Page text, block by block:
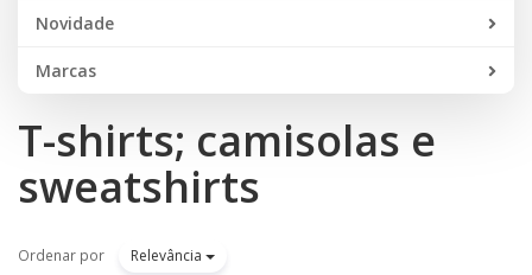
Novidade
Marcas
T-shirts; camisolas e
sweatshirts
Ordenar por Relevância